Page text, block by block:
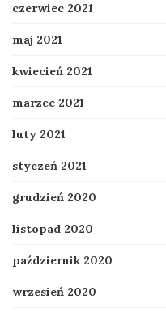
czerwiec 2021
maj 2021
kwiecień 2021
marzec 2021
luty 2021
styczeń 2021
grudzień 2020
listopad 2020
październik 2020
wrzesień 2020